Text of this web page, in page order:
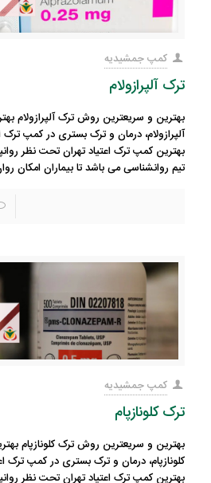
کمپ جمشیدیه
ترک آلپرازولام
بهترین و سریعترین روش ترک آلپرازولام
آلپرازولام، درمان و ترک بستری در کمپ ترک
بهترین کمپ ترک اعتیاد تهران تحت نظر
تیم روانشناسی می باشد تا بیماران امکان
کمپ جمشیدیه
ترک کلونازپام
بهترین و سریعترین روش ترک کلونازپام
کلونازپام، درمان و ترک بستری در کمپ ترک
بهترین کمپ ترک اعتیاد تهران تحت نظر